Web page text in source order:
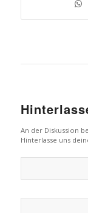
An der Diskussion
Hinterlasse uns